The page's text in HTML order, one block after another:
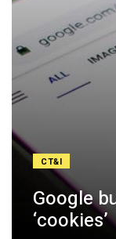
CT&I
Google
‘cookies’